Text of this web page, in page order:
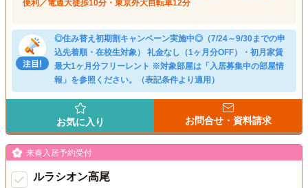
便利／電通大徒歩10分・東京外大自転車12分
◎住み替え初期割キャンペーン実施中◎（7/24～9/30までの申
込先着順・在校生対象） 礼金なし（1ヶ月分OFF）・初月家賃
最大1ヶ月分フリーレント ※対象部屋は「入居募集中の部屋情
報」を参照ください。（表記条件より適用）
お気に入り お問合せ・資料請求
来春入居予約受付
ルラシオン高尾